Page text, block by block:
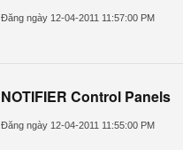
Đăng ngày 12-04-2011 11:57:00 PM
NOTIFIER Control Panels
Đăng ngày 12-04-2011 11:55:00 PM